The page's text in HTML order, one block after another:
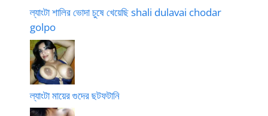
ল্যাংটা শালির ভোদা চুষে খেয়েছি shali dulavai chodar
golpo
ল্যাংটা মায়ের গুদের ছটফটানি